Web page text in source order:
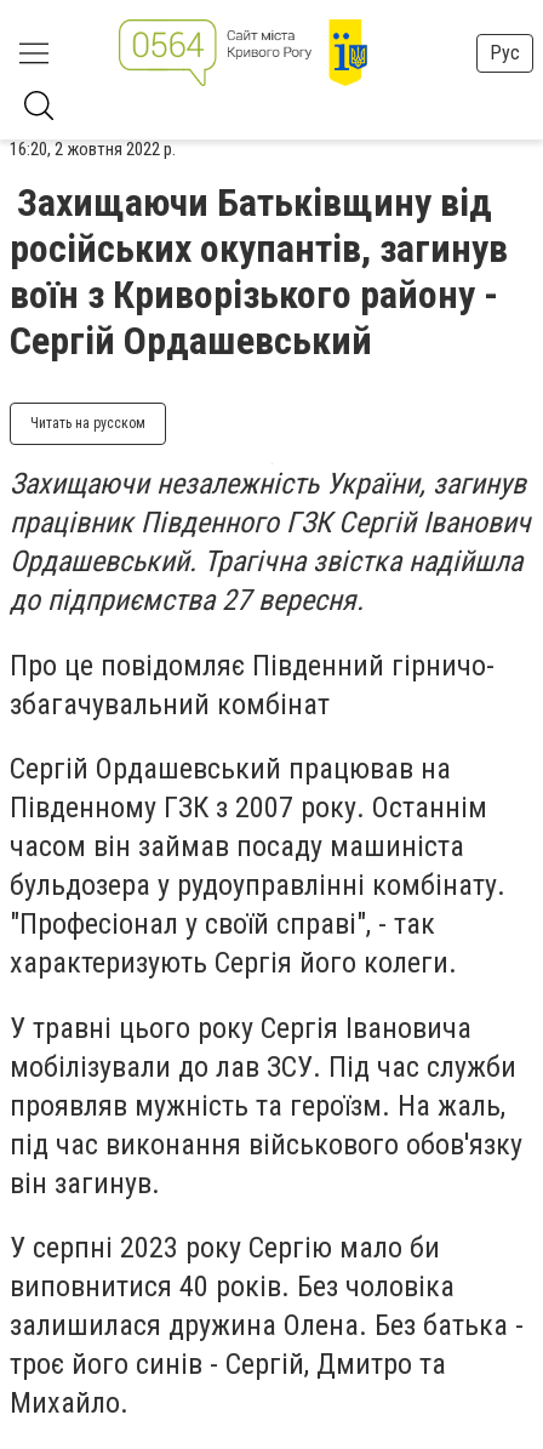
Рус
16:20, 2 жовтня 2022 р.
Захищаючи Батьківщину від
російських окупантів, загинув
воїн з Криворізького району -
Сергій Ордашевський
Читать на русском
Захищаючи незалежність України, загинув
працівник Південного ГЗК Сергій Іванович
Ордашевський. Трагічна звістка надійшла
до підприємства 27 вересня.
Про це повідомляє Південний гірничо-
збагачувальний комбінат
Сергій Ордашевський працював на
Південному ГЗК з 2007 року. Останнім
часом він займав посаду машиніста
бульдозера у рудоуправлінні комбінату.
"Професіонал у своїй справі", - так
характеризують Сергія його колеги.
У травні цього року Сергія Івановича
мобілізували до лав ЗСУ. Під час служби
проявляв мужність та героїзм. На жаль,
під час виконання військового обов'язку
він загинув.
У серпні 2023 року Сергію мало би
виповнитися 40 років. Без чоловіка
залишилася дружина Олена. Без батька -
троє його синів - Сергій, Дмитро та
Михайло.